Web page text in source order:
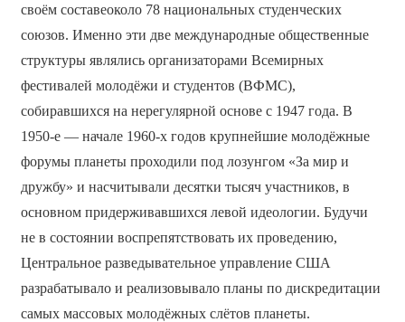
своём составеоколо 78 национальных студенческих
союзов. Именно эти две международные общественные
структуры являлись организаторами Всемирных
фестивалей молодёжи и студентов (ВФМС),
собиравшихся на нерегулярной основе с 1947 года. В
1950-е — начале 1960-х годов крупнейшие молодёжные
форумы планеты проходили под лозунгом «За мир и
дружбу» и насчитывали десятки тысяч участников, в
основном придерживавшихся левой идеологии. Будучи
не в состоянии воспрепятствовать их проведению,
Центральное разведывательное управление США
разрабатывало и реализовывало планы по дискредитации
самых массовых молодёжных слётов планеты.